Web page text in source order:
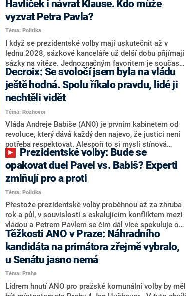
Martin Kuba. Konkrétní nebyl, ale získat by takto mohl
například senátora Zdeňka Hrabu, který je dnes
součástí klubu ODS a TOP 09. Hraba to na dotaz
redakce nevyloučil. Předseda klubu senátorů ODS
Zdeněk Nytra redakci řekl, že počítá s odchodem
některých senátorů z klubu a že Naše Česko není
nepřítel, ale soupeř.
Havlíček i návrat Klause. Kdo může
vyzvat Petra Pavla?
Téma: Politika
I když se prezidentské volby mají uskutečnit až v
lednu 2028, sázkové kanceláře už delší dobu přijímají
sázky na vítěze. Jednoznačným favoritem je současná
hlava státu Petr Pavel. Daleko za ním pak bookmakeři
zmiňují dva výrazné politiky ANO, tedy premiéra
Andreje Babiše a ministra průmyslu Karla Havlíčka.
Oblíbeným tipem samotných sázkařů je poslanec za
Motoristy Filip Turek. Politolog Jan Kubáček nicméně
o případné kandidatuře kohokoliv ze zmíněné trojice
značně pochybuje. Podle něj současná koalice dosud
nemá osobu, která by Pavlovi mohla konkurovat.
Decroix: Se svoločí jsem byla na vládu
ještě hodná. Spolu říkalo pravdu, lidé ji
nechtěli vidět
Téma: Rozhovor
Vláda Andreje Babiše (ANO) je prvním kabinetem od
revoluce, který dává každý den najevo, že justici není
potřeba respektovat. Alespoň to si myslí stínová
ministryně spravedlnosti ODS Eva Decroix. V
rozhovoru pro CNN Prima NEWS si nebrala servítky
ohledně politického výkonu svého nástupce Jeronýma
Tejce (za ANO) či vládní zmocněnkyně pro lidská
práva Taťány Malé (ANO). Označením „svoloč“ na
adresu vlády prý byla ještě hodná. Decroix se také
vrátila k volební porážce koalice Spolu či promluvila o
hnutí Naše Česko Martina Kuby.
opakovat duel Pavel vs. Babiš? Experti
zmiňují pro a proti
Téma: Politika
Přestože prezidentské volby proběhnou až za zhruba
rok a půl, v souvislosti s eskalujícím konfliktem mezi
vládou a Petrem Pavlem se čím dál více spekuluje o
tom, koho by do bitvy o Hrad mohla vyslat současná
koalice. Někteří političtí komentátoři znovu vytahují
jméno premiéra Andreje Babiše (ANO). Jak moc je
pravděpodobné, že se v prezidentských volbách 2028
bude znovu opakovat souboj z roku 2023?
Těžkosti ANO v Praze: Náhradního
kandidáta na primátora zřejmě vybralo,
u Senátu jasno nemá
Téma: Praha
Lídrem hnutí ANO pro pražské komunální volby by měl